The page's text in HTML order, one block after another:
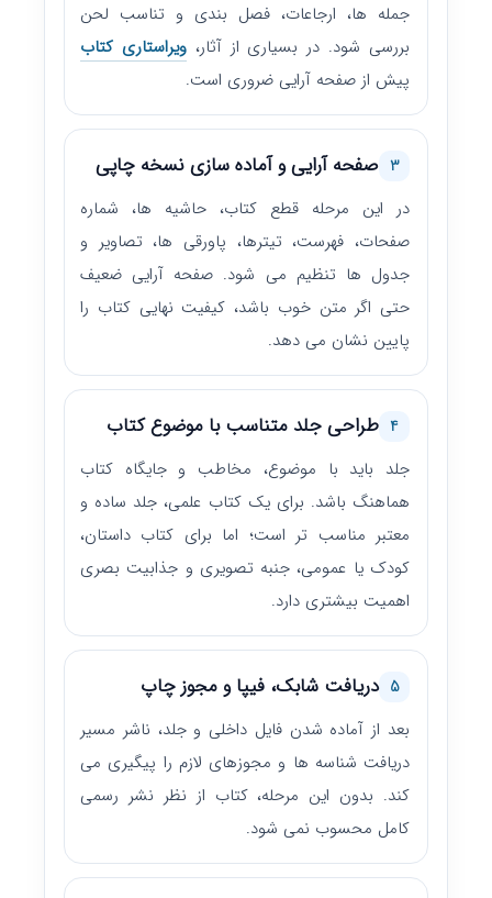
جمله ها، ارجاعات، فصل بندی و تناسب لحن
بررسی شود. در بسیاری از آثار،ویراستاری کتاب
پیش از صفحه آرایی ضروری است.
3 صفحه آرایی و آماده سازی نسخه چاپی
در این مرحله قطع کتاب، حاشیه ها، شماره
صفحات، فهرست، تیترها، پاورقی ها، تصاویر و
جدول ها تنظیم می شود. صفحه آرایی ضعیف
حتی اگر متن خوب باشد، کیفیت نهایی کتاب را
پایین نشان می دهد.
4 طراحی جلد متناسب با موضوع کتاب
جلد باید با موضوع، مخاطب و جایگاه کتاب
هماهنگ باشد. برای یک کتاب علمی، جلد ساده و
معتبر مناسب تر است؛ اما برای کتاب داستان،
کودک یا عمومی، جنبه تصویری و جذابیت بصری
اهمیت بیشتری دارد.
5 دریافت شابک، فیپا و مجوز چاپ
بعد از آماده شدن فایل داخلی و جلد، ناشر مسیر
دریافت شناسه ها و مجوزهای لازم را پیگیری می
کند. بدون این مرحله، کتاب از نظر نشر رسمی
کامل محسوب نمی شود.